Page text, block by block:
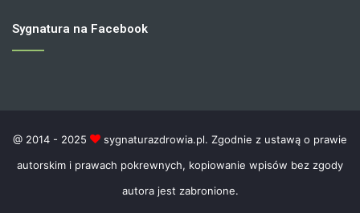
Sygnatura na Facebook
@ 2014 - 2025
sygnaturazdrowia.pl. Zgodnie z ustawą o prawie
autorskim i prawach pokrewnych, kopiowanie wpisów bez zgody
autora jest zabronione.